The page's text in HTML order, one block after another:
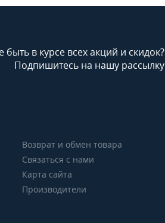
быть в курсе всех акций и скидок?
Подпишитесь на нашу рассылку
Возврат и обмен товара
Связаться с нами
Карта сайта
Производители